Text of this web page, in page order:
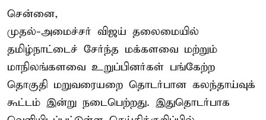
சென்னை,
முதல்-அமைச்சர் விஜய் தலைமையில்
தமிழ்நாட்டைச் சேர்ந்த மக்களவை மற்றும்
மாநிலங்களவை உறுப்பினர்கள் பங்கேற்ற
தொகுதி மறுவரையறை தொடர்பான கலந்தாய்வுக்
கூட்டம் இன்று நடைபெற்றது. இதுதொடர்பாக